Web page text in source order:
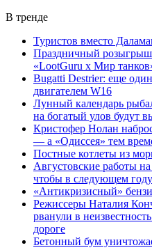
В тренде
Туристов вместо
Праздничный
«LootGuru х Мир
Bugatti Destrier: еще
двигателем W16
Лунный календарь
на богатый улов будут
Кристофер Нолан
— а «Одиссея» тем
Постные котлеты из
Августовские работы
чтобы в следующем
«Антикризисный»
Режиссеры Наталия
рванули в
дороге
Бетонный бум